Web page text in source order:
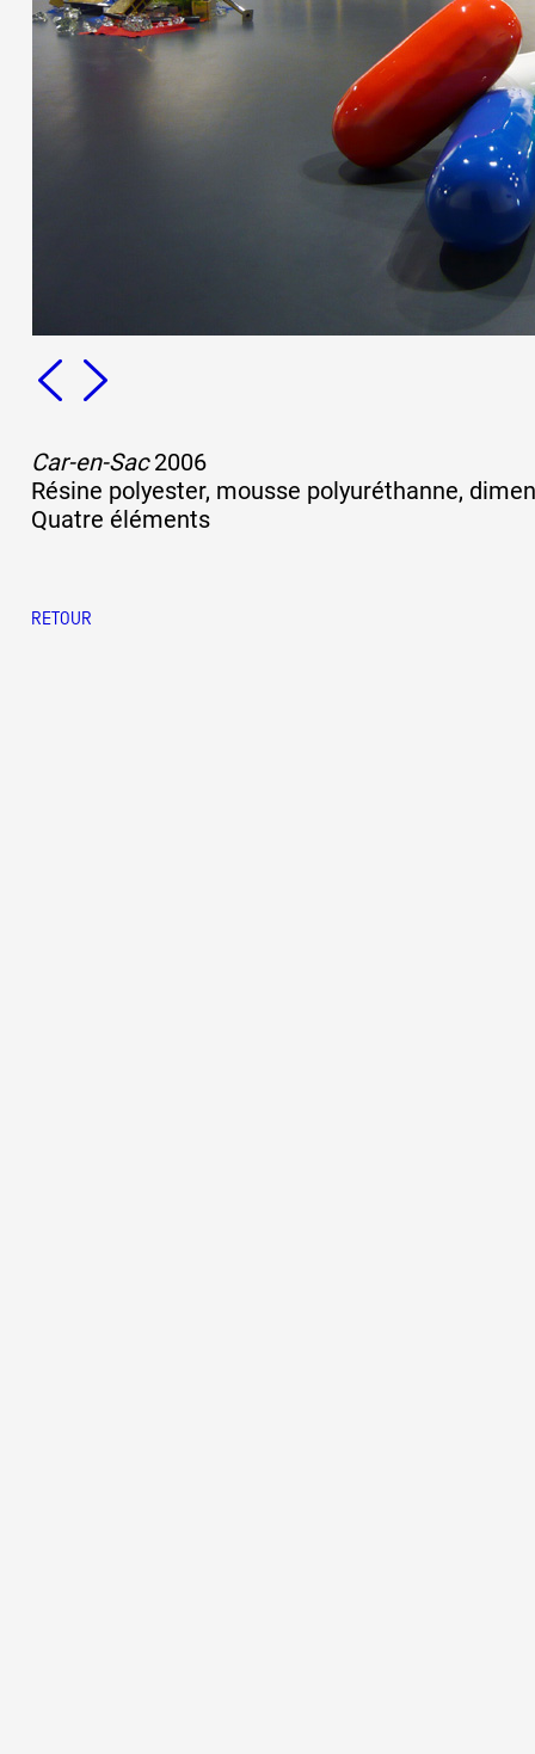
Car-en-Sac2006
Résine polyester, mousse polyuréthanne,
Quatre éléments
RETOUR